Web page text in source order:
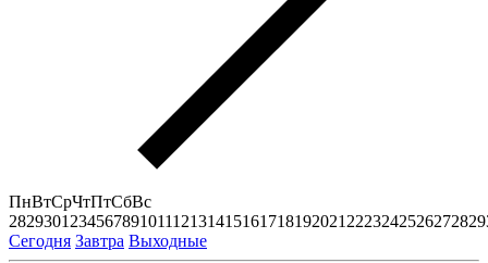
ПнВтСрЧтПтСбВс
2829301 23456789101112131415161718192021 2223242526272829
Сегодня Завтра Выходные